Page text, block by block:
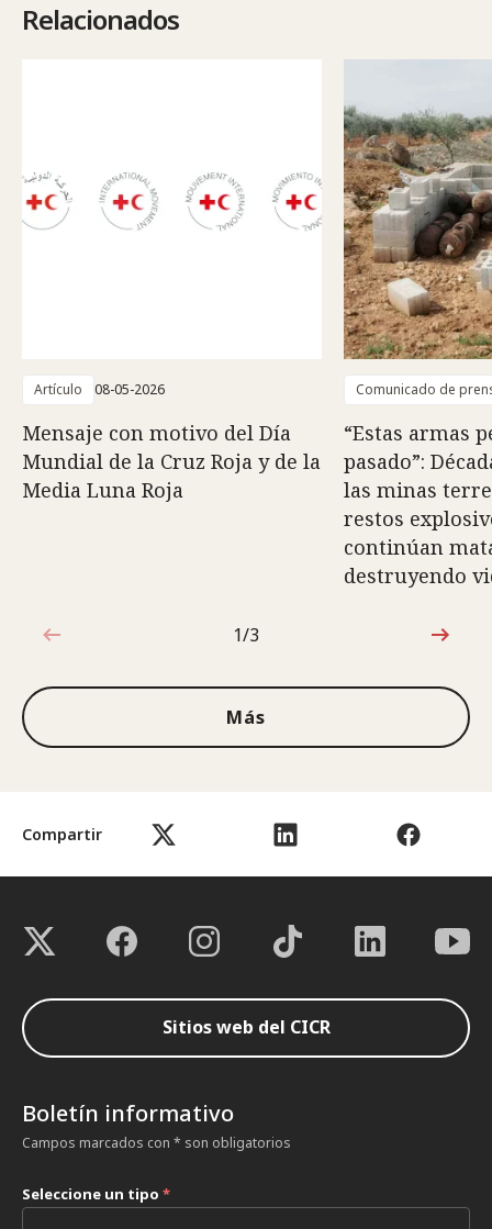
Compartir
Relacionados
Artículo 08-05-2026
Mensaje con motivo del Día
Mundial de la Cruz Roja y de la
Media Luna Roja
Comunicado de
“Estas armas
pasado”:
las minas
restos
continúan
destruyendo
1de3
1/3
Más
Sitios web del CICR
Boletín informativo
Campos marcados con * son obligatorios
Seleccione un tipo *